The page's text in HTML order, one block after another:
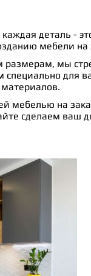
деталь -
мебели
мы
для
мебелью на
сделаем